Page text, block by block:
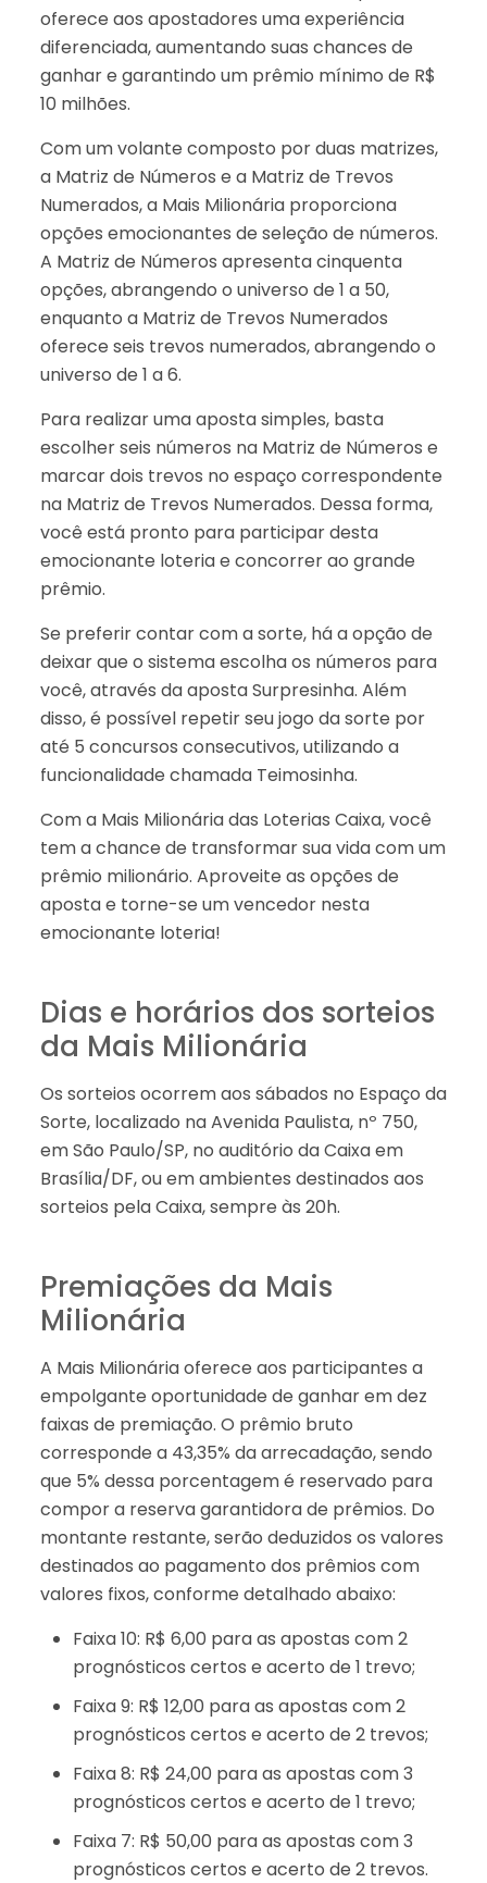
oferece aos apostadores uma experiência
diferenciada, aumentando suas chances de
ganhar e garantindo um prêmio mínimo de R$
10 milhões.
Com um volante composto por duas matrizes,
a Matriz de Números e a Matriz de Trevos
Numerados, a Mais Milionária proporciona
opções emocionantes de seleção de números.
A Matriz de Números apresenta cinquenta
opções, abrangendo o universo de 1 a 50,
enquanto a Matriz de Trevos Numerados
oferece seis trevos numerados, abrangendo o
universo de 1 a 6.
Para realizar uma aposta simples, basta
escolher seis números na Matriz de Números e
marcar dois trevos no espaço correspondente
na Matriz de Trevos Numerados. Dessa forma,
você está pronto para participar desta
emocionante loteria e concorrer ao grande
prêmio.
Se preferir contar com a sorte, há a opção de
deixar que o sistema escolha os números para
você, através da aposta Surpresinha. Além
disso, é possível repetir seu jogo da sorte por
até 5 concursos consecutivos, utilizando a
funcionalidade chamada Teimosinha.
Com a Mais Milionária das Loterias Caixa, você
tem a chance de transformar sua vida com um
prêmio milionário. Aproveite as opções de
aposta e torne-se um vencedor nesta
emocionante loteria!
Dias e horários dos sorteios
da Mais Milionária
Os sorteios ocorrem aos sábados no Espaço da
Sorte, localizado na Avenida Paulista, nº 750,
em São Paulo/SP, no auditório da Caixa em
Brasília/DF, ou em ambientes destinados aos
sorteios pela Caixa, sempre às 20h.
Premiações da Mais
Milionária
A Mais Milionária oferece aos participantes a
empolgante oportunidade de ganhar em dez
faixas de premiação. O prêmio bruto
corresponde a 43,35% da arrecadação, sendo
que 5% dessa porcentagem é reservado para
compor a reserva garantidora de prêmios. Do
montante restante, serão deduzidos os valores
destinados ao pagamento dos prêmios com
valores fixos, conforme detalhado abaixo:
Faixa 10: R$ 6,00 para as apostas com 2
prognósticos certos e acerto de 1 trevo;
Faixa 9: R$ 12,00 para as apostas com 2
prognósticos certos e acerto de 2 trevos;
Faixa 8: R$ 24,00 para as apostas com 3
prognósticos certos e acerto de 1 trevo;
Faixa 7: R$ 50,00 para as apostas com 3
prognósticos certos e acerto de 2 trevos.